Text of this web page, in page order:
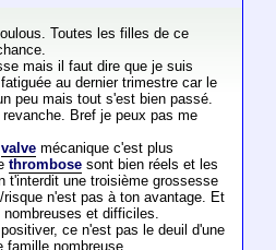
Toutes les filles de ce
mais il faut dire que je suis
au dernier trimestre car le
peu mais tout s'est bien passé.
Bref je peux pas me
valvemécanique c'est plus
thrombosesont bien réels et les
t'interdit une troisième grossesse
n'est pas à ton avantage. Et
et difficiles.
ce n'est pas le deuil d'une
nombreuse.